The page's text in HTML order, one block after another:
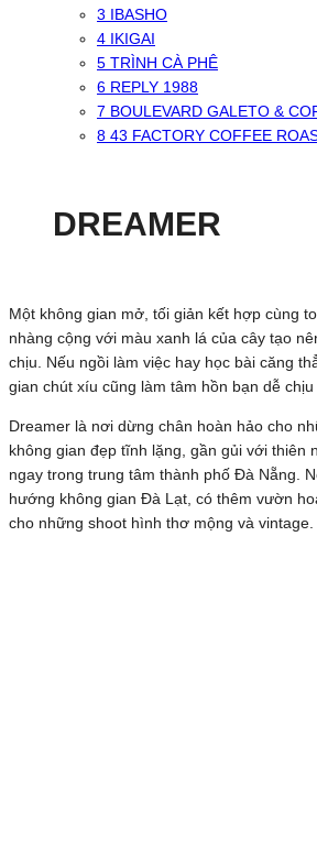
3 IBASHO
4 IKIGAI
5 TRÌNH CÀ PHÊ
6 REPLY 1988
7 BOULEVARD GALETO &
8 43 FACTORY COFFEE
DREAMER
Một không gian mở, tối giản kết hợp cùng
nhàng cộng với màu xanh lá của cây tạo
chịu. Nếu ngồi làm việc hay học bài căng
gian chút xíu cũng làm tâm hồn bạn dễ chịu
Dreamer là nơi dừng chân hoàn hảo cho
không gian đẹp tĩnh lặng, gần gủi với thiên
ngay trong trung tâm thành phố Đà Nẵng.
hướng không gian Đà Lạt, có thêm vườn
cho những shoot hình thơ mộng và vintage.